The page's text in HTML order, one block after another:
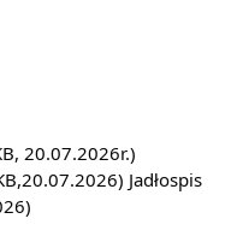
20.07.2026r.)
Jadłospis